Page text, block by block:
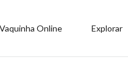
Vaquinha Online Explorar